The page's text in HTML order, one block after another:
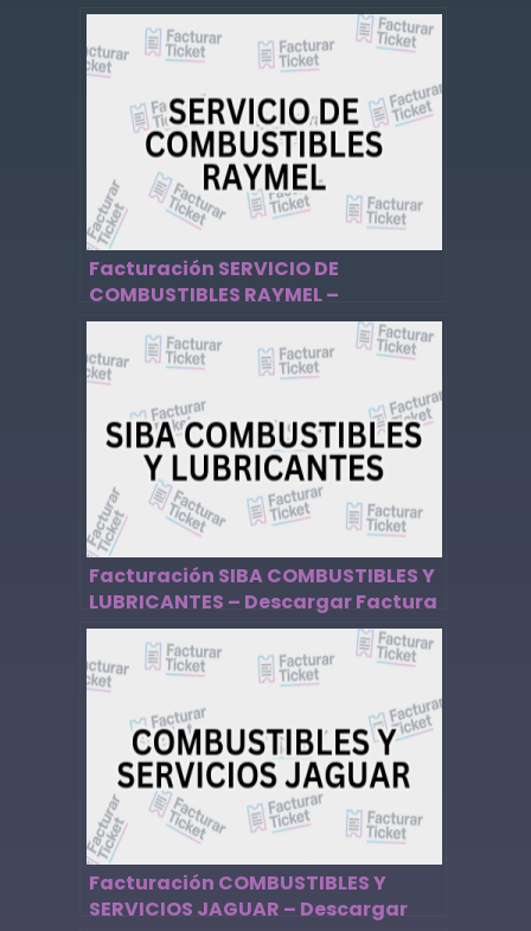
Facturación SERVICIO DE
COMBUSTIBLES RAYMEL –
Descargar Factura
Facturación SIBA COMBUSTIBLES Y
LUBRICANTES – Descargar Factura
Facturación COMBUSTIBLES Y
SERVICIOS JAGUAR – Descargar